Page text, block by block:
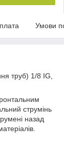
Умови
труб) 1/8 IG,
струмінь
назад